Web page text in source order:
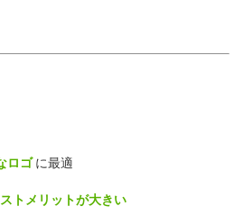
ロゴに最適
トメリットが大きい